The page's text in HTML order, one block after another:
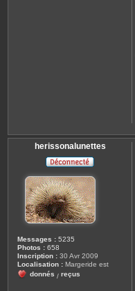
herissonalunettes
Messages : 5235
Photos : 658
Inscription : 30 Avr 2009
Localisation : Margeride est
donnés / reçus